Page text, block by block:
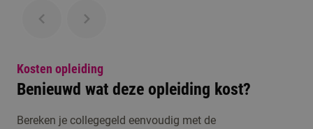
Kosten opleiding
Benieuwd wat deze opleiding kost?
Bereken je collegegeld eenvoudig met de